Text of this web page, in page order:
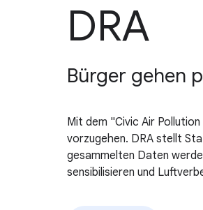
DRA
Bürger gehen
Mit dem "Civic Air
vorzugehen. DRA stellt
gesammelten Daten
sensibilisieren und